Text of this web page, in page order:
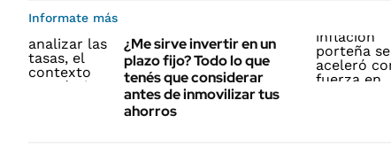
Informate más
¿Me sirve invertir en un
plazo fijo? Todo lo que
tenés que considerar
antes de inmovilizar tus
ahorros